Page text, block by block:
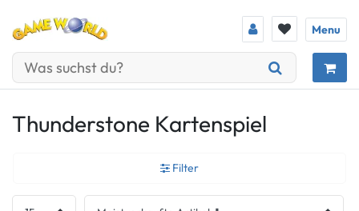
Menu
Thunderstone Kartenspiel
Filter